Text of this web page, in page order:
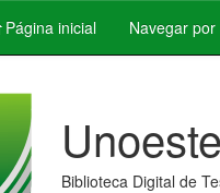
Página inicial Navegar por
Unoeste
Biblioteca Digital de